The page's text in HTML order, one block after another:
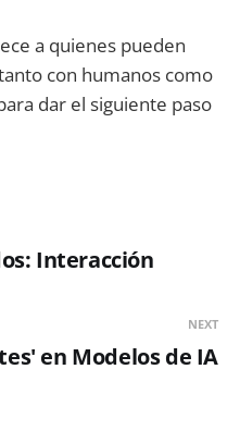
a quienes pueden
con humanos como
dar el siguiente paso
Interacción
NEXT
en Modelos de IA